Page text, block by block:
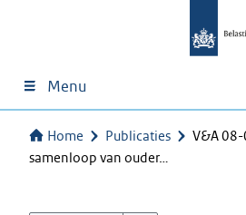
Menu
Home Publicaties
V&A
samenloop van ouder…